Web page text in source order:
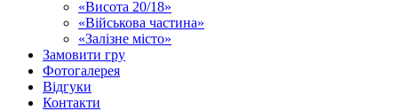
«Висота 20/18»
«Військова частина»
«Залізне місто»
Замовити гру
Фотогалерея
Відгуки
Контакти